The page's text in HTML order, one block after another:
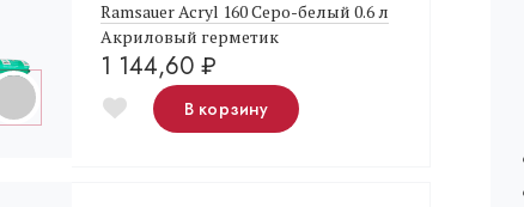
Ramsauer Acryl 160 Серо-белый 0.6 л
Акриловый герметик
1 144,60 ₽
В корзину